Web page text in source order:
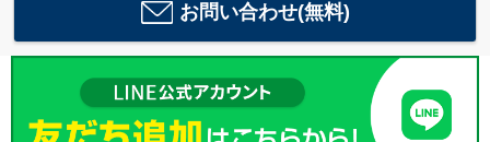
お問い合わせ(無料)